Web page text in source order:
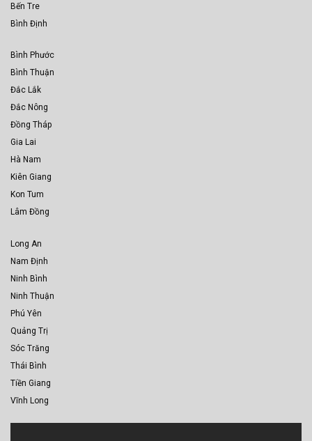
Bến Tre
Bình Định
Bình Phước
Bình Thuận
Đắc Lắk
Đắc Nông
Đồng Tháp
Gia Lai
Hà Nam
Kiên Giang
Kon Tum
Lâm Đồng
Long An
Nam Định
Ninh Bình
Ninh Thuận
Phú Yên
Quảng Trị
Sóc Trăng
Thái Bình
Tiền Giang
Vĩnh Long